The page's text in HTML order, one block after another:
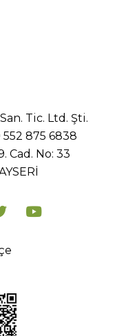
Tic. Ltd. Şti.
552 875 6838
Cad. No: 33